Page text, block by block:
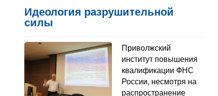
Идеология разрушительной
силы
Приволжский
институт повышения
квалификации ФНС
России, несмотря на
распространение